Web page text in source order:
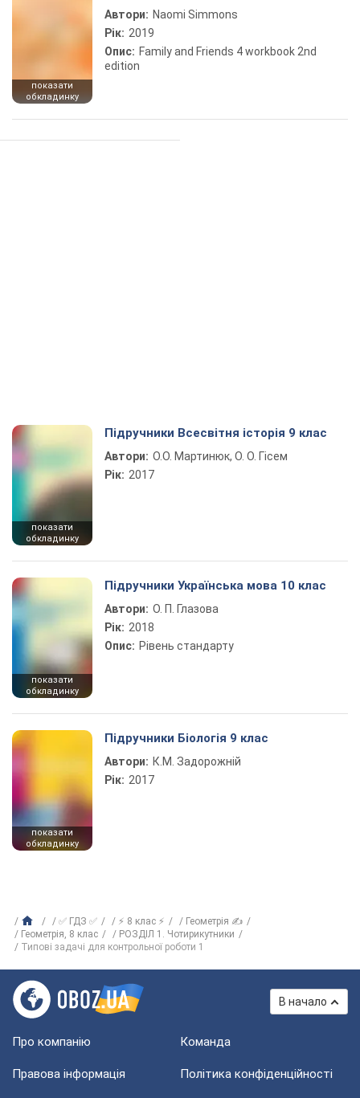
показати
обкладинку
Автори: Naomi Simmons
Рік: 2019
Опис: Family and Friends 4 workbook 2nd
edition
показати
обкладинку
Підручники Всесвітня історія 9 клас
Автори: О.О. Мартинюк, О. О. Гісем
Рік: 2017
показати
обкладинку
Підручники Українська мова 10 клас
Автори: О. П. Глазова
Рік: 2018
Опис: Рівень стандарту
показати
обкладинку
Підручники Біологія 9 клас
Автори: К.М. Задорожній
Рік: 2017
✅ ГДЗ ✅ ⚡ 8 клас ⚡
Геометрія ✍
Геометрiя, 8 клас
РОЗДІЛ 1. Чотирикутники
Типові задачі для контрольної роботи 1
В начало
Про компанію Команда
Правова інформація Політика конфіденційності